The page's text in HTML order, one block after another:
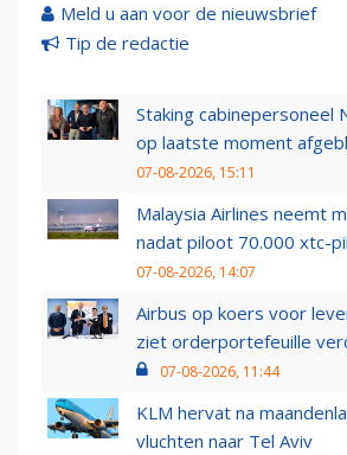
Meld u aan voor de nieuwsbrief
Tip de redactie
Staking cabinepersoneel
op laatste moment
07-08-2026, 15:11
Malaysia Airlines neemt
nadat piloot 70.000 xtc-
07-08-2026, 14:07
Airbus op koers voor
ziet orderportefeuille
07-08-2026, 11:44
KLM hervat na
vluchten naar Tel Aviv